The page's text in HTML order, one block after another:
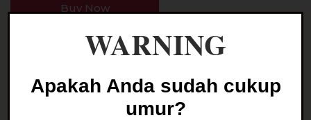
Buy Now
Ask a QuestionWARNING
Apakah Anda sudah cukup
umur?